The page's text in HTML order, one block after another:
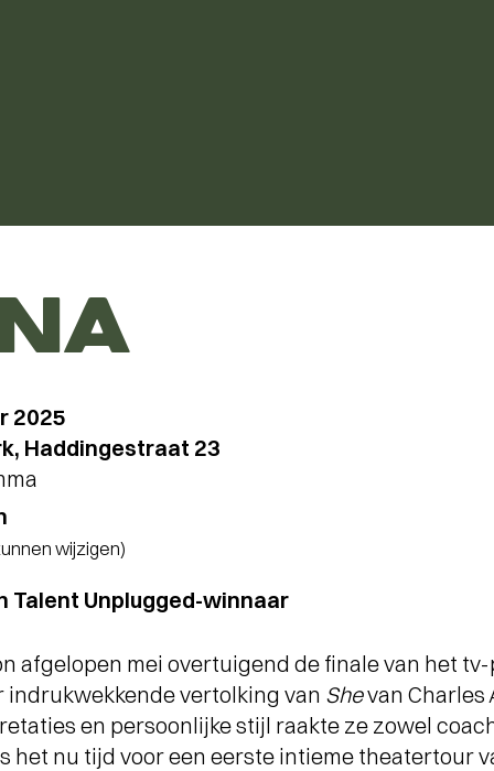
2025
Haddingestraat 23
wijzigen)
Talent Unplugged-winnaar
afgelopen mei overtuigend de finale van het
indrukwekkende vertolking van Shevan Charles
en persoonlijke stijl raakte ze zowel
het nu tijd voor een eerste intieme theatertour